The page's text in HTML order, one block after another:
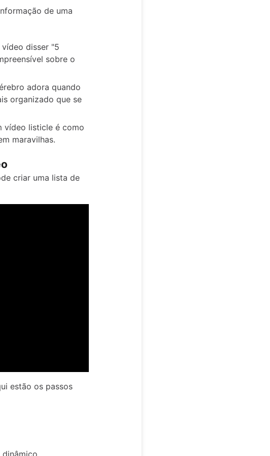
de uma
disser "5
sobre o
adora quando
organizado que se
vídeo listicle é como
maravilhas.
criar uma lista de
estão os passos